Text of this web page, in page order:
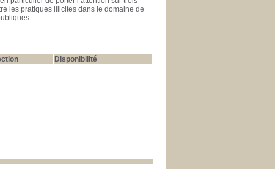
les pratiques illicites dans le domaine de
Disponibilité